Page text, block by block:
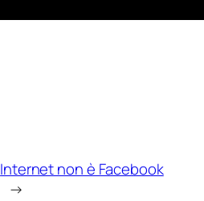
Internet non è Facebook
→